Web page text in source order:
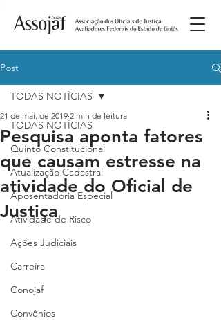
Post
TODAS NOTÍCIAS
Quinto Constitucional
Atualização Cadastral
Aposentadoria Especial
Atividade de Risco
Ações Judiciais
Carreira
Conojaf
Convênios
TODAS NOTÍCIAS
Pesquisa aponta fatores
que causam estresse na
atividade do Oficial de
Justiça
21 de mai. de 2019 2 min de leitura